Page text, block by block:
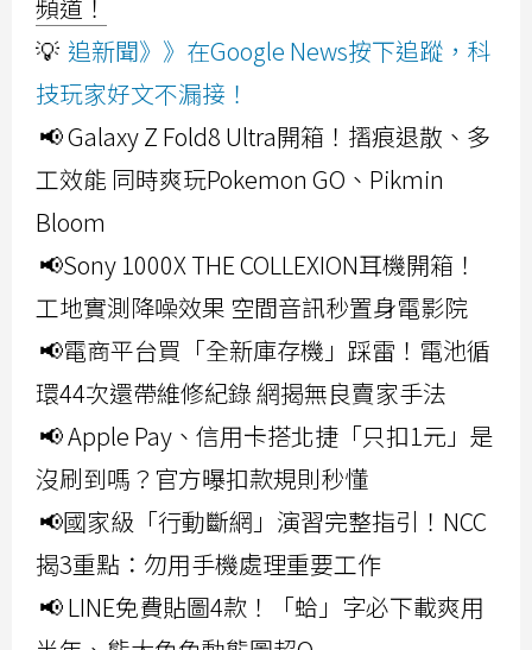
頻道！
💡 追新聞》》在Google News按下追蹤，科
技玩家好文不漏接！
📢 Galaxy Z Fold8 Ultra開箱！摺痕退散、多
工效能 同時爽玩Pokemon GO、Pikmin
Bloom
📢Sony 1000X THE COLLEXION耳機開箱！
工地實測降噪效果 空間音訊秒置身電影院
📢電商平台買「全新庫存機」踩雷！電池循
環44次還帶維修紀錄 網揭無良賣家手法
📢 Apple Pay、信用卡搭北捷「只扣1元」是
沒刷到嗎？官方曝扣款規則秒懂
📢國家級「行動斷網」演習完整指引！NCC
揭3重點：勿用手機處理重要工作
📢 LINE免費貼圖4款！「蛤」字必下載爽用